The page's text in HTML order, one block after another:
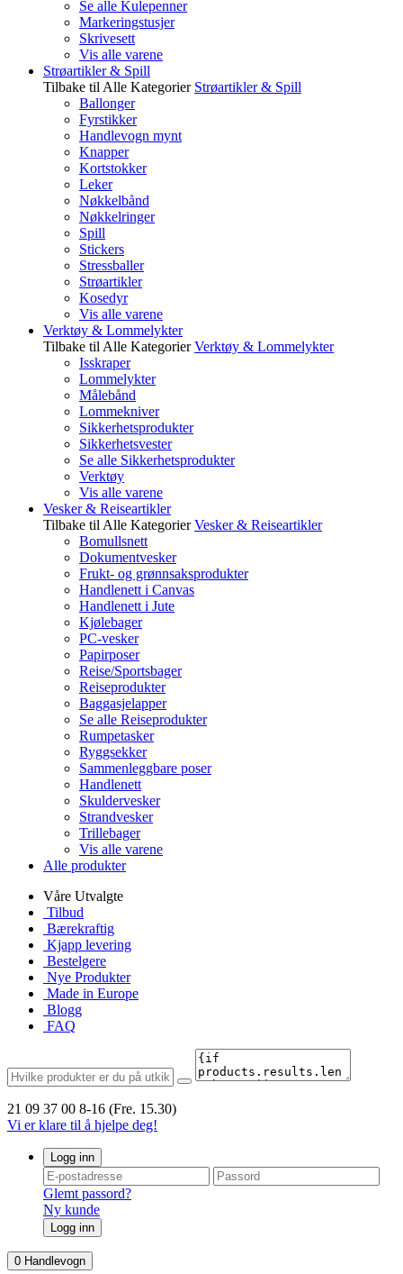
Se alle Kulepenner
Markeringstusjer
Skrivesett
Vis alle varene
Strøartikler & Spill
Tilbake til Alle Kategorier Strøartikler & Spill
Ballonger
Fyrstikker
Handlevogn mynt
Knapper
Kortstokker
Leker
Nøkkelbånd
Nøkkelringer
Spill
Stickers
Stressballer
Strøartikler
Kosedyr
Vis alle varene
Verktøy & Lommelykter
Tilbake til Alle Kategorier Verktøy & Lommelykter
Isskraper
Lommelykter
Målebånd
Lommekniver
Sikkerhetsprodukter
Sikkerhetsvester
Se alle Sikkerhetsprodukter
Verktøy
Vis alle varene
Vesker & Reiseartikler
Tilbake til Alle Kategorier Vesker & Reiseartikler
Bomullsnett
Dokumentvesker
Frukt- og grønnsaksprodukter
Handlenett i Canvas
Handlenett i Jute
Kjølebager
PC-vesker
Papirposer
Reise/Sportsbager
Reiseprodukter
Baggasjelapper
Se alle Reiseprodukter
Rumpetasker
Ryggsekker
Sammenleggbare poser
Handlenett
Skuldervesker
Strandvesker
Trillebager
Vis alle varene
Alle produkter
Våre Utvalgte
Tilbud
Bærekraftig
Kjapp levering
Bestelgere
Nye Produkter
Made in Europe
Blogg
FAQ
21 09 37 00 8-16 (Fre. 15.30)
Vi er klare til å hjelpe deg!
Logg inn
Glemt passord?
Ny kunde
Logg inn
0 Handlevogn